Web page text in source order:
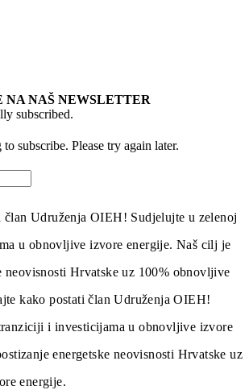
NA NAŠ NEWSLETTER
subscribed.
subscribe. Please try again later.
član Udruženja OIEH! Sudjelujte u zelenoj
u obnovljive izvore energije. Naš cilj je
neovisnosti Hrvatske uz 100% obnovljive
kako postati član Udruženja OIEH!
i investicijama u obnovljive izvore
energetske neovisnosti Hrvatske uz
energije.